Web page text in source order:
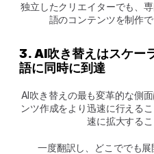
独立したクリエイターでも、
語のコンテンツを制作
3. AI吹き替えはスケー
語に同時に到達
AI吹き替えの最も変革的な側
ンツ作成をより迅速に行える
速に拡大するこ
一度翻訳し、どこででも